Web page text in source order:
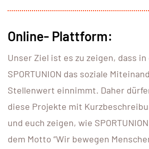
Online- Plattform:
Unser Ziel ist es zu zeigen, dass
SPORTUNION das soziale
Stellenwert einnimmt. Daher
diese Projekte mit
und euch zeigen, wie
dem Motto “Wir bewegen